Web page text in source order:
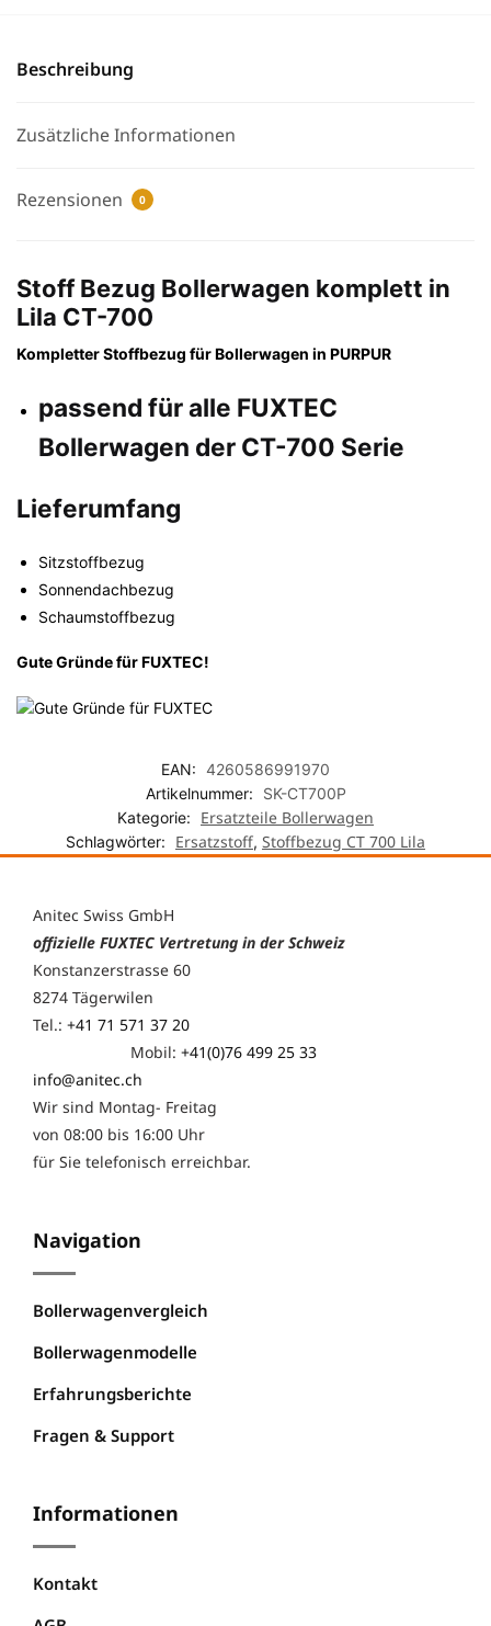
Beschreibung
Zusätzliche Informationen
Rezensionen 0
Stoff Bezug Bollerwagen komplett in
Lila CT-700
Kompletter Stoffbezug für Bollerwagen in PURPUR
passend für alle FUXTEC
Bollerwagen der CT-700 Serie
Lieferumfang
Sitzstoffbezug
Sonnendachbezug
Schaumstoffbezug
Gute Gründe für FUXTEC!
EAN: 4260586991970
Artikelnummer:
SK-CT700P
Kategorie:
Ersatzteile Bollerwagen
Schlagwörter: Ersatzstoff, Stoffbezug CT 700 Lila
Anitec Swiss GmbH
offizielle FUXTEC Vertretung in der Schweiz
Konstanzerstrasse 60
8274 Tägerwilen
Tel.: +41 71 571 37 20
Mobil: +41(0)76 499 25 33
info@anitec.ch
Wir sind Montag- Freitag
von 08:00 bis 16:00 Uhr
für Sie telefonisch erreichbar.
Navigation
Bollerwagenvergleich
Bollerwagenmodelle
Erfahrungsberichte
Fragen & Support
Informationen
Kontakt